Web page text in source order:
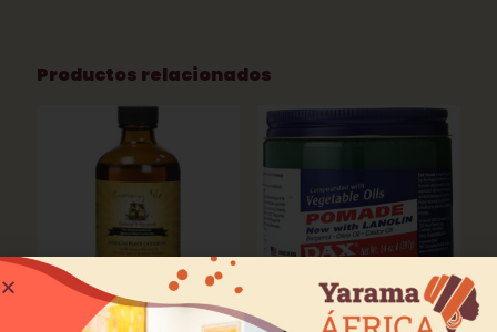
Productos relacionados